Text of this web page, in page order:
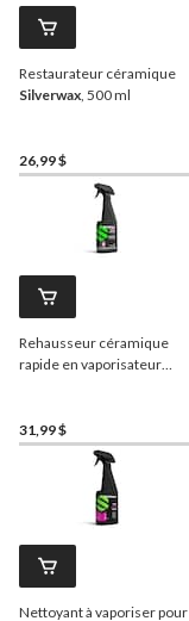
Restaurateur céramique
Silverwax, 500 ml
26,99 $
Rehausseur céramique
rapide en vaporisateur
31,99 $
Nettoyant à vaporiser pour